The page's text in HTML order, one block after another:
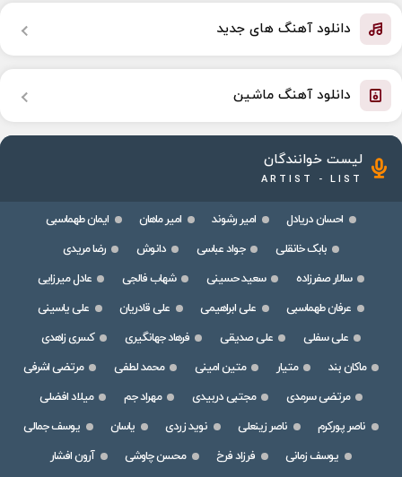
دانلود آهنگ های جدید
دانلود آهنگ ماشین
لیست خوانندگان
ARTIST - LIST
احسان دریادل امیر رشوند امیر ماهان
ایمان طهماسبی
بابک خانقلی
جواد عباسی دانوش
رضا مریدی
سالار صفرزاده
سعید حسینی شهاب فالجی
عادل میرزایی
عرفان طهماسبی
علی ابراهیمی علی قادریان
علی یاسینی
علی سفلی
علی صدیقی فرهاد جهانگیری
کسری زاهدی
ماکان بند
متیار متین امینی محمد لطفی
مرتضی اشرفی
مرتضی سرمدی
مجتبی دربیدی مهراد جم
میلاد افضلی
ناصر پورکرم
ناصر زینعلی نوید زردی یاسان
یوسف جمالی
یوسف زمانی
فرزاد فرخ محسن چاوشی
آرون افشار